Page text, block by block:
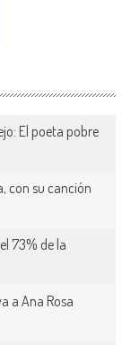
El poeta pobre
con su canción
73% de la
a Ana Rosa